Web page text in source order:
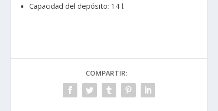
Capacidad del depósito: 14 l.
COMPARTIR: